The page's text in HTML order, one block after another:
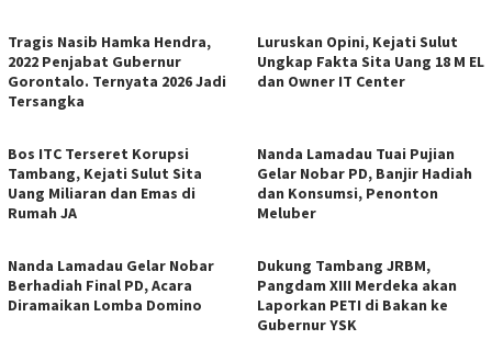
Tragis Nasib Hamka Hendra,
2022 Penjabat Gubernur
Gorontalo. Ternyata 2026 Jadi
Tersangka
Luruskan Opini, Kejati Sulut
Ungkap Fakta Sita Uang 18 M EL
dan Owner IT Center
Bos ITC Terseret Korupsi
Tambang, Kejati Sulut Sita
Uang Miliaran dan Emas di
Rumah JA
Nanda Lamadau Tuai Pujian
Gelar Nobar PD, Banjir Hadiah
dan Konsumsi, Penonton
Meluber
Nanda Lamadau Gelar Nobar
Berhadiah Final PD, Acara
Diramaikan Lomba Domino
Dukung Tambang JRBM,
Pangdam XIII Merdeka akan
Laporkan PETI di Bakan ke
Gubernur YSK